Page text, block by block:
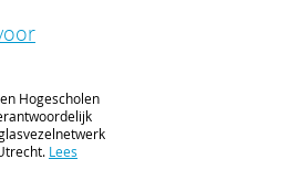
Hogescholen
Lees